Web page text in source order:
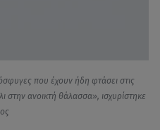
που έχουν ήδη φτάσει στις
στην ανοικτή θάλασσα», ισχυρίστηκε